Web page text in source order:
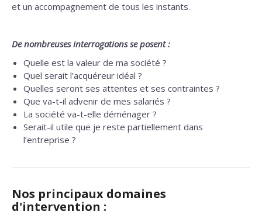
et un accompagnement de tous les instants.
De nombreuses interrogations se posent :
Quelle est la valeur de ma société ?
Quel serait l’acquéreur idéal ?
Quelles seront ses attentes et ses contraintes ?
Que va-t-il advenir de mes salariés ?
La société va-t-elle déménager ?
Serait-il utile que je reste partiellement dans
l’entreprise ?
Nos principaux domaines
d'intervention :